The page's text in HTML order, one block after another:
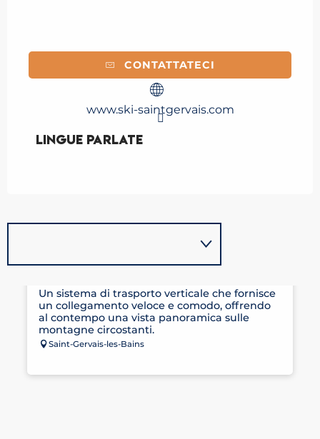
CONTATTATECI
www.ski-saintgervais.com
Lingue parlate
Lingue parlate
Un sistema di trasporto verticale che fornisce
un collegamento veloce e comodo, offrendo
al contempo una vista panoramica sulle
montagne circostanti.
Saint-Gervais-les-Bains